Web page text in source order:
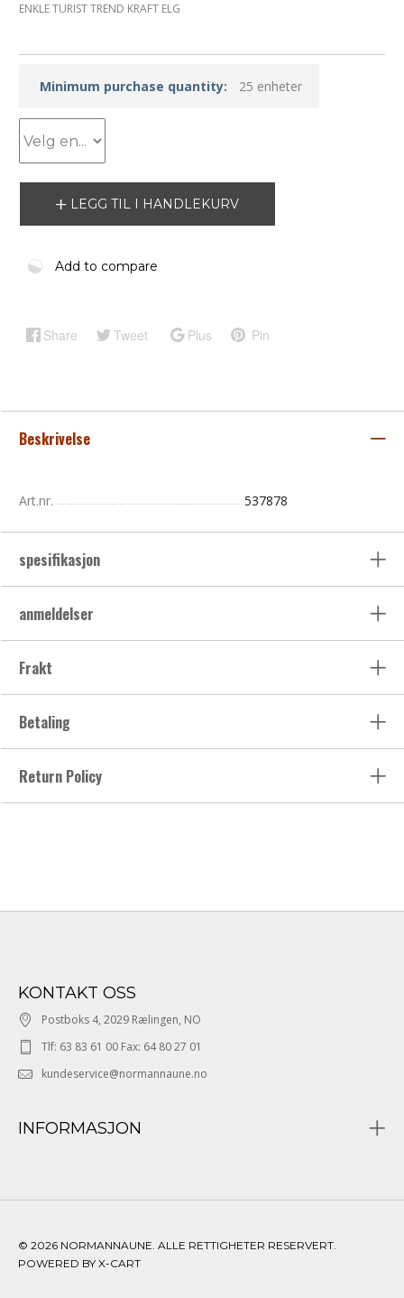
ENKLE TURIST TREND KRAFT ELG
Minimum purchase quantity: 25 enheter
LEGG TIL I HANDLEKURV
Add to compare
Share Tweet Plus Pin
Beskrivelse
Art.nr. 537878
spesifikasjon
anmeldelser
Frakt
Betaling
Return Policy
KONTAKT OSS
Postboks 4, 2029 Rælingen, NO
Tlf: 63 83 61 00 Fax: 64 80 27 01
kundeservice@normannaune.no
INFORMASJON
© 2026 NORMANNAUNE. ALLE RETTIGHETER RESERVERT.
POWERED BY X-CART